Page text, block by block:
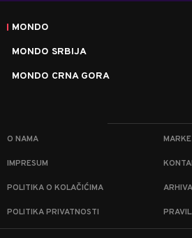
MONDO
MONDO SRBIJA
MONDO CRNA GORA
O NAMA
IMPRESUM
POLITIKA O KOLAČIĆIMA ARHIVA
POLITIKA PRIVATNOSTI